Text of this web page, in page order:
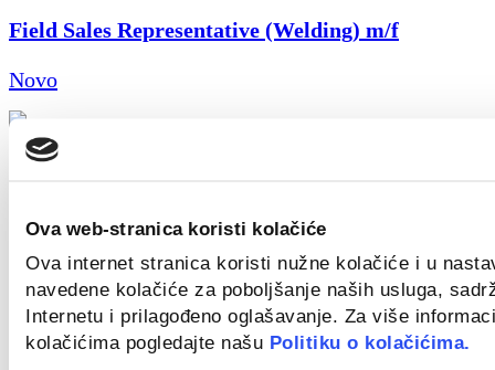
Ova web-stranica koristi kolačiće
Ova internet stranica koristi nužne kolačiće i u
navedene kolačiće za poboljšanje naših usluga,
Internetu i prilagođeno oglašavanje. Za više
kolačićima pogledajte našu Politiku o kolačićima.
Field Sales Representative (Welding) m/f
Novo
Key Account Manager
Novo